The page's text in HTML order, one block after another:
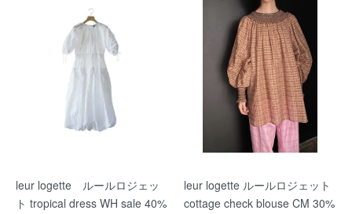
leur logette ルールロジェッ
ト tropical dress WH sale 40%
leur logette ルールロジェット
cottage check blouse CM 30%